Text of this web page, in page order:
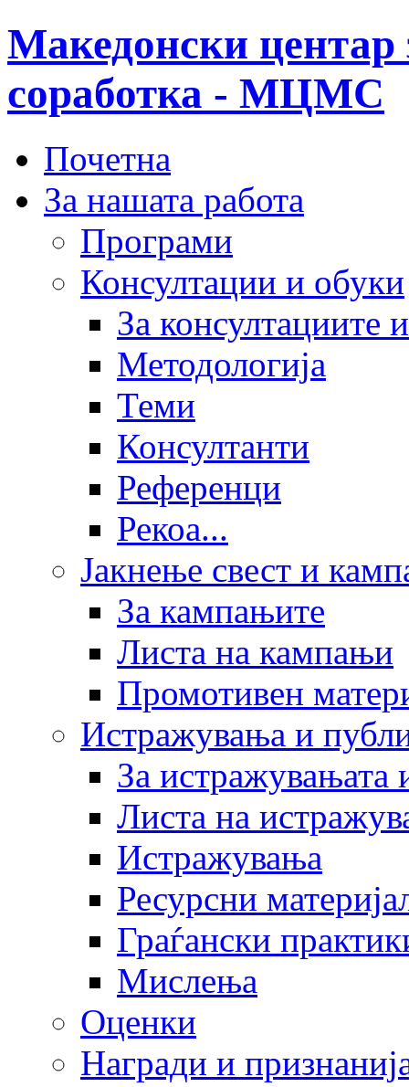
Македонски центар
соработка - МЦМС
Почетна
За нашата работа
Програми
Консултации и обуки
За консултациите
Методологија
Теми
Консултанти
Референци
Рекоа...
Јакнење свест и
За кампањите
Листа на кампањи
Промотивен
Истражувања и
За истражувањата
Листа на
Истражувања
Ресурсни
Граѓански
Мислења
Оценки
Награди и